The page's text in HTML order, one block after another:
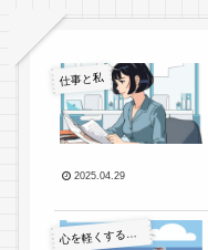
仕事と私
2025.04.29
心
を軽くする考え方